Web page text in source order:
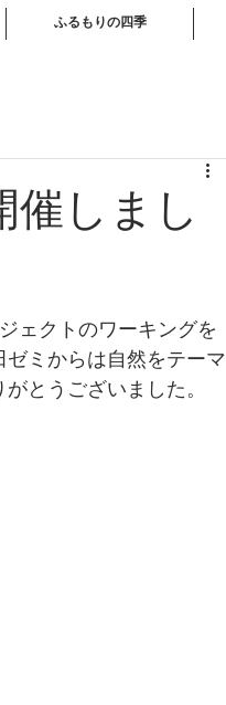
ふるもりの四季
催しまし
ェクトのワーキングを
ミからは自然をテーマ
がとうございました。